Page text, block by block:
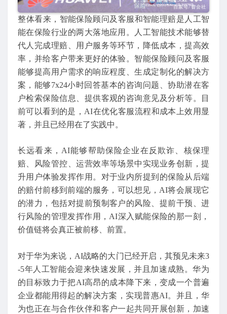
​整体看来，智能保险顾问及客服和智能理赔是人工智
能在保险行业的两大落地应用。人工智能技术能够替
代人完成理赔、用户服务等环节，降低成本，提高效
率，并给客户带来更好的体验。智能保险顾问及客服
能够提高用户需求的响应程度、生成定制化的解决方
案，能够7x24小时回答基本的咨询问题、协助潜在客
户检索保险信息、提供客观的咨询意见及分析等。目
前可以看到的是，AI在优化客服流程和成本上效用显
著，并且已经用在了实践中。
长远看来，AI能够帮助保险企业在反欺诈、核保理
赔、风险管控、运营效率等场景中实现业务创新，提
升用户体验发挥作用。对于业内所提到的保险从后端
的赔付前移到前端的服务，可以想见，AI将会展现它
的潜力，包括对提前预制客户的风险、提前干预、进
行风险的管理发挥作用，AI深入赋能保险的那一刻，
价值链将会真正被前移、前置。
对于华为来说，AI战略的大门已经开启，其预见未来3
-5年人工智能会迎来快速发展，并且加速成熟。华为
的目标致力于把AI高昂的成本降下来，变成一个普遍
企业都能用得起的解决方案，实现普惠AI。并且，华
为也正在与合作伙伴和客户一起共同开展创新，加速